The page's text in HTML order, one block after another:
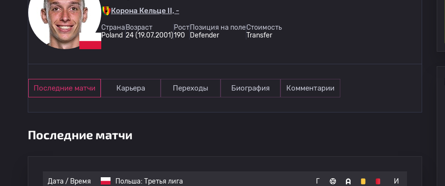
Корона Кельце II, -
Страна
Poland
Возраст
24 (19.07.2001)
Рост
190
Позиция на поле
Defender
Стоимость
Transfer
Последние матчи Карьера Переходы Биография Комментарии
Последние матчи
Дата / Время Польша: Третья лига Г И